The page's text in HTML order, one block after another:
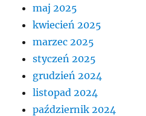
maj 2025
kwiecień 2025
marzec 2025
styczeń 2025
grudzień 2024
listopad 2024
październik 2024